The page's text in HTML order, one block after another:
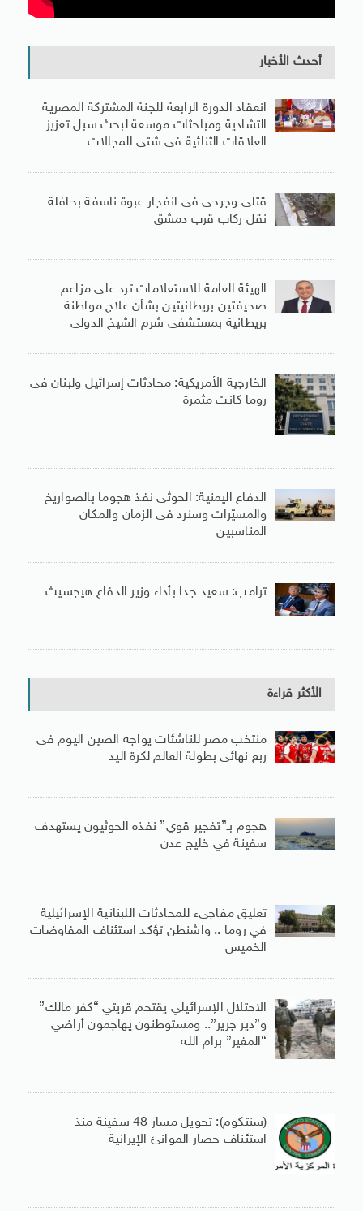
أحدث الأخبار
انعقاد الدورة الرابعة للجنة المشتركة المصرية
التشادية ومباحثات موسعة لبحث سبل تعزيز
العلاقات الثنائية فى شتى المجالات
قتلى وجرحى فى انفجار عبوة ناسفة بحافلة
نقل ركاب قرب دمشق
الهيئة العامة للاستعلامات ترد على مزاعم
صحيفتين بريطانيتين بشأن علاج مواطنة
بريطانية بمستشفى شرم الشيخ الدولى
الخارجية الأمريكية: محادثات إسرائيل ولبنان فى
روما كانت مثمرة
الدفاع اليمنية: الحوثى نفذ هجوما بالصواريخ
والمسيّرات وسنرد فى الزمان والمكان
المناسبين
ترامب: سعيد جدا بأداء وزير الدفاع هيجسيث
الأكثر قراءة
منتخب مصر للناشئات يواجه الصين اليوم فى
ربع نهائى بطولة العالم لكرة اليد
هجوم بـ”تفجير قوي” نفذه الحوثيون يستهدف
سفينة في خليج عدن
تعليق مفاجىء للمحادثات اللبنانية الإسرائيلية
في روما .. واشنطن تؤكد استئناف المفاوضات
الخميس
الاحتلال الإسرائيلي يقتحم قريتي “كفر مالك”
و”دير جرير”.. ومستوطنون يهاجمون أراضي
“المغير” برام الله
(سنتكوم): تحويل مسار 48 سفينة منذ
استئناف حصار الموانئ الإيرانية